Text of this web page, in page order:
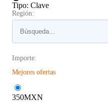
Tipo: Clave
Región:
Importe:
Mejores ofertas
350MXN